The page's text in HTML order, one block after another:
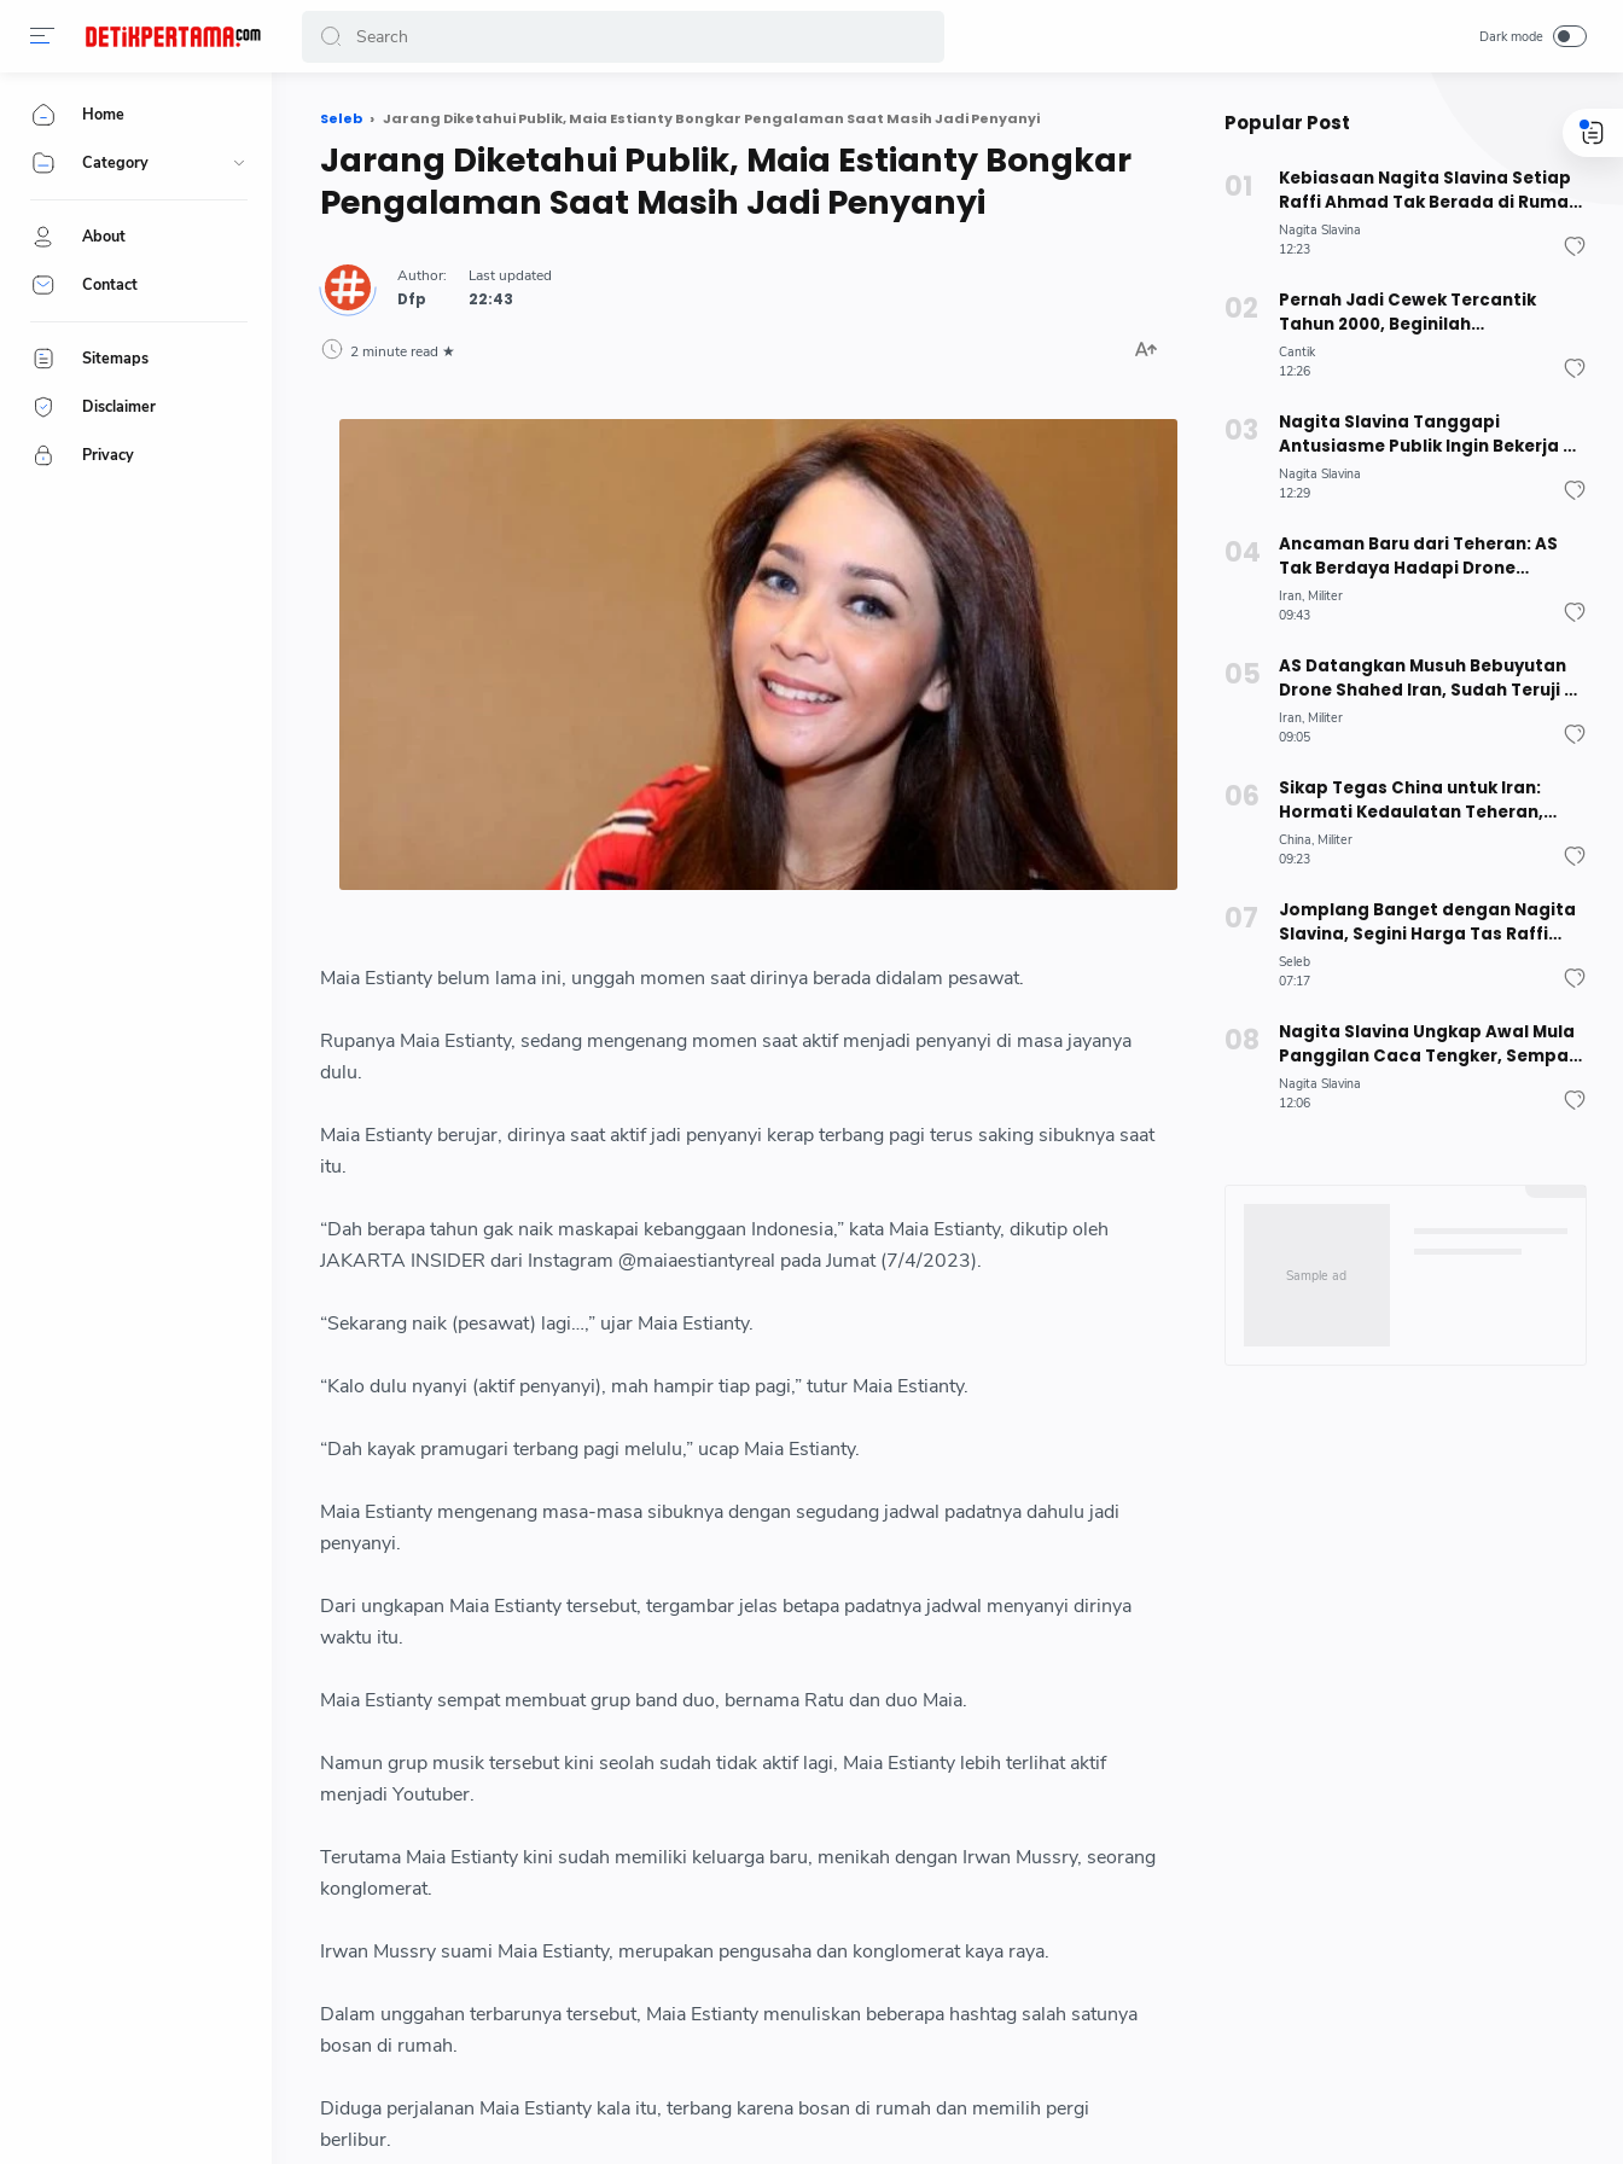
Seleb Jarang Diketahui Publik, Maia Estianty Bongkar Pengalaman Saat Masih Jadi Penyanyi
Jarang Diketahui Publik, Maia Estianty Bongkar
Pengalaman Saat Masih Jadi Penyanyi
Dfp
2 minute read
Maia Estianty belum lama ini, unggah momen saat dirinya berada didalam pesawat.
Rupanya Maia Estianty, sedang mengenang momen saat aktif menjadi penyanyi di masa jayanya
dulu.
Maia Estianty berujar, dirinya saat aktif jadi penyanyi kerap terbang pagi terus saking sibuknya saat
itu.
“Dah berapa tahun gak naik maskapai kebanggaan Indonesia,” kata Maia Estianty, dikutip oleh
JAKARTA INSIDER dari Instagram @maiaestiantyreal pada Jumat (7/4/2023).
“Sekarang naik (pesawat) lagi…,” ujar Maia Estianty.
“Kalo dulu nyanyi (aktif penyanyi), mah hampir tiap pagi,” tutur Maia Estianty.
“Dah kayak pramugari terbang pagi melulu,” ucap Maia Estianty.
Maia Estianty mengenang masa-masa sibuknya dengan segudang jadwal padatnya dahulu jadi
penyanyi.
Dari ungkapan Maia Estianty tersebut, tergambar jelas betapa padatnya jadwal menyanyi dirinya
waktu itu.
Maia Estianty sempat membuat grup band duo, bernama Ratu dan duo Maia.
Namun grup musik tersebut kini seolah sudah tidak aktif lagi, Maia Estianty lebih terlihat aktif
menjadi Youtuber.
Terutama Maia Estianty kini sudah memiliki keluarga baru, menikah dengan Irwan Mussry, seorang
konglomerat.
Irwan Mussry suami Maia Estianty, merupakan pengusaha dan konglomerat kaya raya.
Dalam unggahan terbarunya tersebut, Maia Estianty menuliskan beberapa hashtag salah satunya
bosan di rumah.
Diduga perjalanan Maia Estianty kala itu, terbang karena bosan di rumah dan memilih pergi
berlibur.
Popular Post
Kebiasaan Nagita Slavina Setiap
Raffi Ahmad Tak Berada di Rumah,
Rafathar Sampai Melapor ke Sang
Ayah
Nagita Slavina
12:23
Pernah Jadi Cewek Tercantik
Tahun 2000, Beginilah
Keadaannya Sekarang Hampir
Berusia 40 Tahun
Cantik
12:26
Nagita Slavina Tanggapi
Antusiasme Publik Ingin Bekerja di
RANS : Yakin Sanggup?
Nagita Slavina
12:29
Ancaman Baru dari Teheran: AS
Tak Berdaya Hadapi Drone
Terbang Rendah Iran
Iran Militer
09:43
AS Datangkan Musuh Bebuyutan
Drone Shahed Iran, Sudah Teruji di
Ukraina
Iran Militer
09:05
Sikap Tegas China untuk Iran:
Hormati Kedaulatan Teheran,
Tolak Ancaman untuk Pemimpin
Baru
China Militer
09:23
Jomplang Banget dengan Nagita
Slavina, Segini Harga Tas Raffi
Ahmad Selama Liburan di Jepang
Seleb
07:17
Nagita Slavina Ungkap Awal Mula
Panggilan Caca Tengker, Sempat
Disangka Nama Bumbu Dapur
Nagita Slavina
12:06
Home
Category
About
Contact
Sitemaps
Disclaimer
Privacy